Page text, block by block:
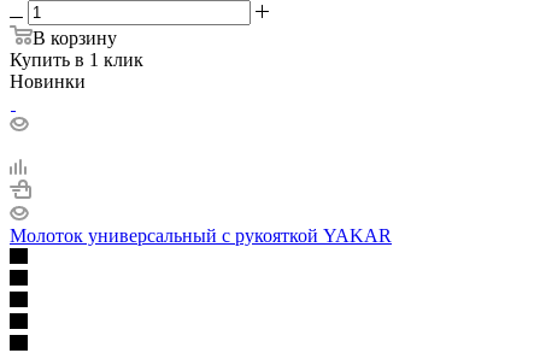
В корзину
Купить в 1 клик
Новинки
Молоток универсальный с рукояткой YAKAR